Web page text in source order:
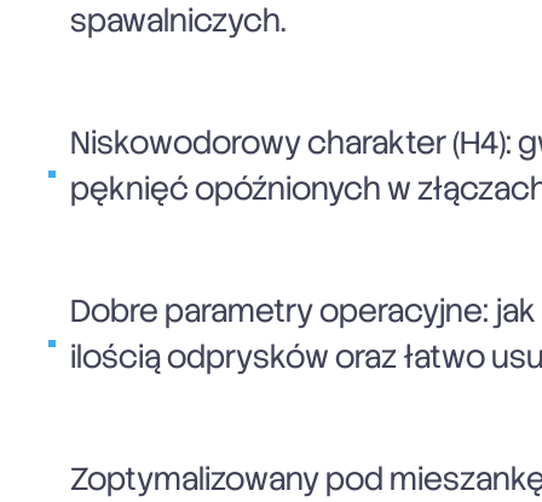
spawalniczych.
Niskowodorowy charakter (H4):
pęknięć opóźnionych w
Dobre parametry operacyjne:
ilością odprysków oraz łatwo
Zoptymalizowany pod